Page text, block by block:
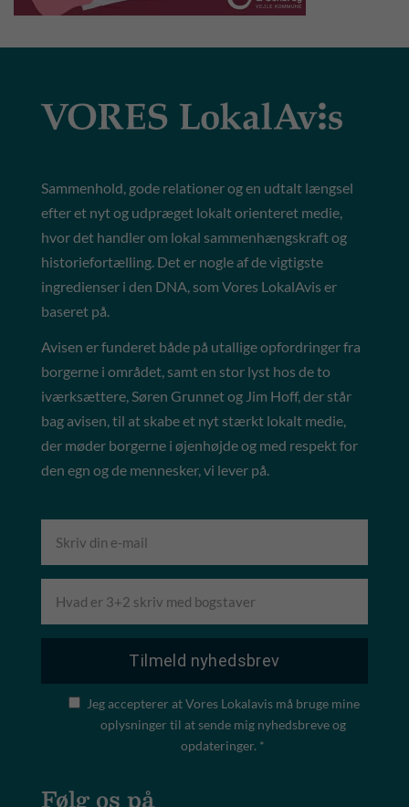
Sammenhold, gode relationer og en udtalt længsel
efter et nyt og udpræget lokalt orienteret medie,
hvor det handler om lokal sammenhængskraft og
historiefortælling. Det er nogle af de vigtigste
ingredienser i den DNA, som Vores LokalAvis er
baseret på.
Avisen er funderet både på utallige opfordringer fra
borgerne i området, samt en stor lyst hos de to
iværksættere, Søren Grunnet og Jim Hoff, der står
bag avisen, til at skabe et nyt stærkt lokalt medie,
der møder borgerne i øjenhøjde og med respekt for
den egn og de mennesker, vi lever på.
Jeg accepterer at Vores Lokalavis må bruge mine
oplysninger til at sende mig nyhedsbreve og
opdateringer. *
Følg os på